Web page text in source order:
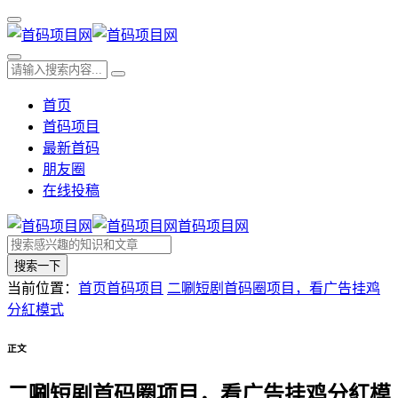
首页
首码项目
最新首码
朋友圈
在线投稿
首码项目网
搜索一下
当前位置： 首页首码项目 二唰短剧首码圈项目，看广告挂鸡
分紅模式
正文